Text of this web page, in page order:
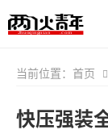
当前位置： 首页
快压强装